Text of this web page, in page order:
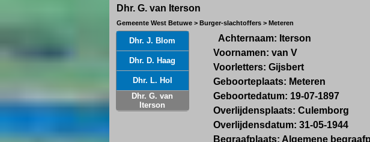
Dhr. G. van Iterson
Gemeente West Betuwe > Burger-slachtoffers > Meteren
Achternaam: Iterson
Voornamen: van V
Voorletters: Gijsbert
Geboorteplaats: Meteren
Geboortedatum: 19-07-1897
Overlijdensplaats: Culemborg
Overlijdensdatum: 31-05-1944
Begraafplaats: Algemene
Dhr. J. Blom
Dhr. D. Haag
Dhr. L. Hol
Dhr. G. van
Iterson